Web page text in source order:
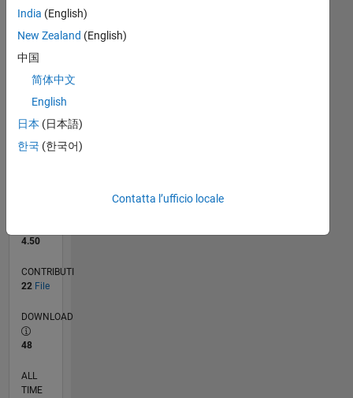
2
L
04/09
02/11
12/12
10/14
08/16
06/18
04/20
02/22
12/23
10/25
05/11
06/13
07/15
08/17
09/19
10/21
11/23
12/25
08/11
12/13
04/16
08/18
12/20
04/23
08/25
RANK
88of
4.50
CONTRIBUTI
22 File
DOWNLOAD
48
ALL
TIME
India (English)
New Zealand (English)
中国
简体中文
English
日本 (日本語)
한국 (한국어)
Contatta l’ufficio locale